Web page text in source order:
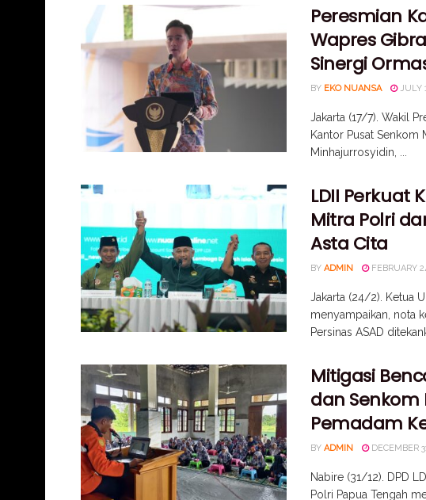
Peresmian
Wapres
Sinergi
BY EKO NUANSA JULY
Jakarta (17/7). Wakil
Kantor Pusat
Minhajurrosyidin, ...
LDII Perkuat
Mitra Polri
Asta Cita
BY ADMIN FEBRUARY
Jakarta (24/2). Ketua
menyampaikan, nota
Persinas ASAD
Mitigasi
dan Senkom
Pemadam
BY ADMIN DECEMBER
Nabire (31/12). DPD
Polri Papua Tengah